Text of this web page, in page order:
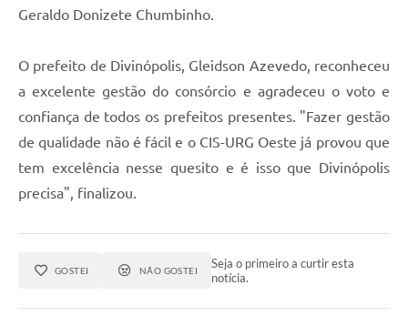
Geraldo Donizete Chumbinho.
O prefeito de Divinópolis, Gleidson Azevedo, reconheceu
a excelente gestão do consórcio e agradeceu o voto e
confiança de todos os prefeitos presentes. "Fazer gestão
de qualidade não é fácil e o CIS-URG Oeste já provou que
tem excelência nesse quesito e é isso que Divinópolis
precisa", finalizou.
GOSTEI NÃO GOSTEI
Seja o primeiro a curtir esta
notícia.